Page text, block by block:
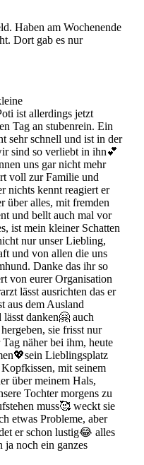
Haben am Wochenende
Dort gab es nur
ist allerdings jetzt
Tag an stubenrein. Ein
sehr schnell und ist in der
sind so verliebt in ihn💕
uns gar nicht mehr
voll zur Familie und
nichts kennt reagiert er
über alles, mit fremden
und bellt auch mal vor
ist mein kleiner Schatten
nur unser Liebling,
und von allen die uns
Danke das ihr so
von eurer Organisation
lässt ausrichten das er
aus dem Ausland
danken🤗 auch
sie frisst nur
näher bei ihm, heute
💖sein Lieblingsplatz
mit seinem
über meinem Hals,
Tochter morgens zu
muss🥰 weckt sie
etwas Probleme, aber
er schon lustig😂 alles
ja noch ein ganzes